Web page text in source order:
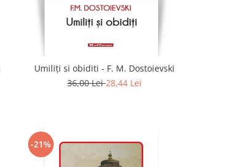
Umiliți si obiditi - F. M. Dostoievski
36,00 Lei28,44 Lei
-21%